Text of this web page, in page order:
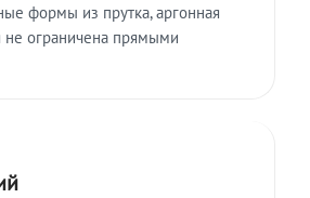
формы из прутка, аргонная
не ограничена прямыми